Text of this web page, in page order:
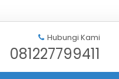
Hubungi Kami
081227799411